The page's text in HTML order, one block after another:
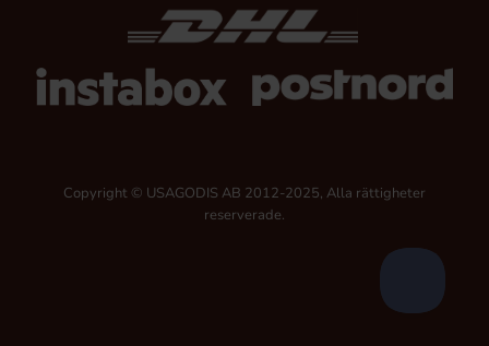
Copyright © USAGODIS AB 2012-2025, Alla rättigheter
reserverade.